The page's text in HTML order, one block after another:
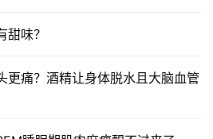
味？
更痛？酒精让身体脱水且大脑血管